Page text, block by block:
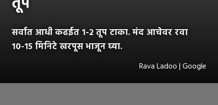
सर्वात आधी कढईत १-२ तूप टाका. मंद आचेवर रवा
१०-१५ मिनिटे खरपूस भाजून घ्या.
Rava Ladoo | Google